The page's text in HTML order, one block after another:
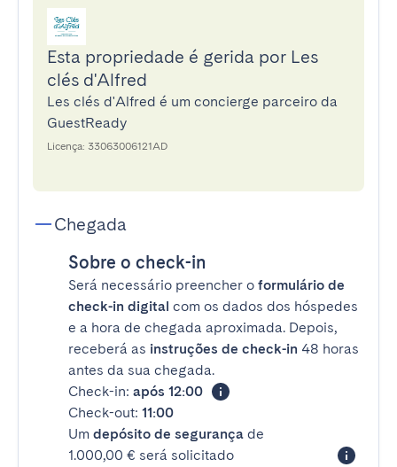
Esta propriedade é gerida por Les
clés d'Alfred
Les clés d'Alfred é um concierge parceiro da
GuestReady
Licença: 33063006121AD
Chegada
Sobre o check-in
Será necessário preencher o formulário de
check-in digital com os dados dos hóspedes
e a hora de chegada aproximada. Depois,
receberá as instruções de check-in 48 horas
antes da sua chegada.
Check-in: após 12:00
Check-out: 11:00
Um depósito de segurança de
1.000,00 € será solicitado